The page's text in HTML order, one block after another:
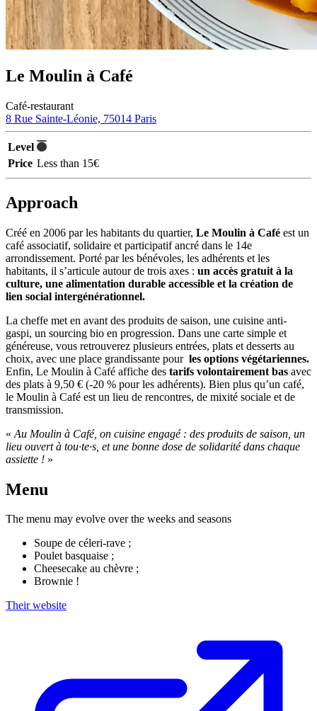
Le Moulin à Café
Café-restaurant
8 Rue Sainte-Léonie, 75014 Paris
Level
Price Less than 15€
Approach
Créé en 2006 par les habitants du quartier, Le Moulin à Café est un
café associatif, solidaire et participatif ancré dans le 14e
arrondissement. Porté par les bénévoles, les adhérents et les
habitants, il s’articule autour de trois axes : un accès gratuit à la
culture, une alimentation durable accessible et la création de
lien social intergénérationnel.
La cheffe met en avant des produits de saison, une cuisine anti-
gaspi, un sourcing bio en progression. Dans une carte simple et
généreuse, vous retrouverez plusieurs entrées, plats et desserts au
choix, avec une place grandissante pour les options végétariennes.
Enfin, Le Moulin à Café affiche des tarifs volontairement bas avec
des plats à 9,50 € (-20 % pour les adhérents). Bien plus qu’un café,
le Moulin à Café est un lieu de rencontres, de mixité sociale et de
transmission.
« Au Moulin à Café, on cuisine engagé : des produits de saison, un
lieu ouvert à tou·te·s, et une bonne dose de solidarité dans chaque
assiette ! »
Menu
The menu may evolve over the weeks and seasons
Soupe de céleri-rave ;
Poulet basquaise ;
Cheesecake au chèvre ;
Brownie !
Their website